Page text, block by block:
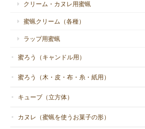
結婚して初めての冬だったので、記念にな
しました。クリスマスは忙しそうだし、年
スに間に合ったので灯してみました。 いつ
つの炎が1つになるまで灯しました。 いつ
ですが、久々に夫婦でゆっくり出来て、幸
クリーム・カヌレ用蜜蝋
蜜蝋クリーム（各種）
ラップ用蜜蝋
蜜ろう（キャンドル用）
蜜ろう（木・皮・布・糸・紙用）
キューブ（立方体）
カヌレ（蜜蝋を使うお菓子の形）